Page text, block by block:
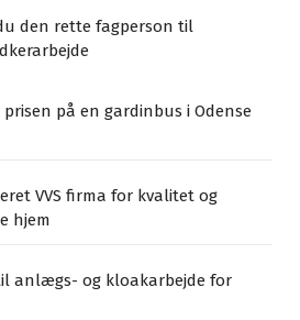
den rette fagperson til
på en gardinbus i Odense
VVS firma for kvalitet og
hjem
anlægs- og kloakarbejde for